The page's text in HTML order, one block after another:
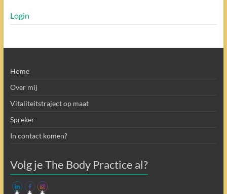
Login
Home
Over mij
Vitaliteitstraject op maat
Spreker
In contact komen?
Volg je The Body Practice al?